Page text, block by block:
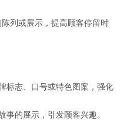
列或展示，提高顾客停留时
标志、口号或特色图案，强化
事的展示，引发顾客兴趣。